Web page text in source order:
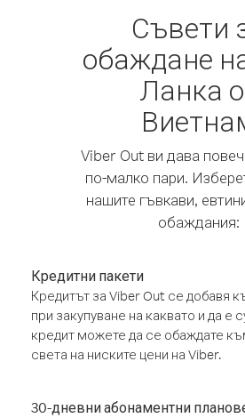
Съвети
обаждане
Ланка
Viber Out ви дава
по-малко пари.
нашите гъвкави,
обаждания:
Кредитни пакети
Кредитът за Viber Out се добавя
при закупуване на каквато и да е
кредит можете да се обаждате
света на ниските цени на Viber.
30-дневни абонаментни